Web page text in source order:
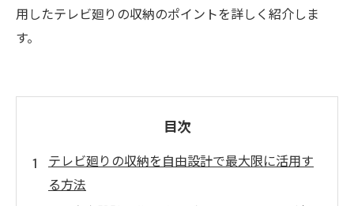
用したテレビ廻りの収納のポイントを詳しく紹介しま
す。
目次
テレビ廻りの収納を自由設計で最大限に活用す
る方法